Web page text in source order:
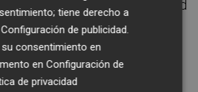
exgerente de la Entidad
de Aguas
dependiente de la
al mando desde 2000
publica el diario Levante,
tiene derecho a
Configuración de publicidad
consentimiento en
enConfiguración de
de privacidad